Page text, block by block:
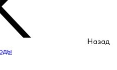
Назад